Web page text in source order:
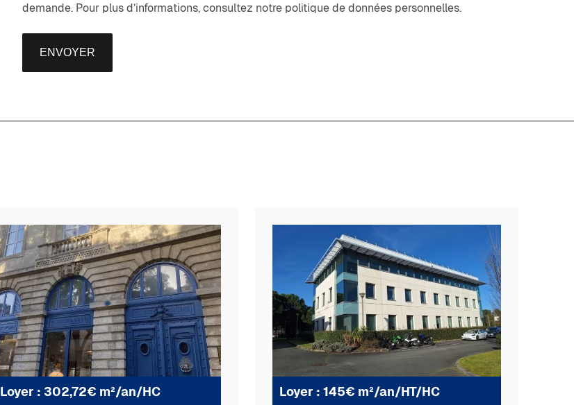
demande. Pour plus d’informations, consultez notre politique de données personnelles.
ENVOYER
Loyer : 302,72€ m²/an/HC Loyer : 145€ m²/an/HT/HC